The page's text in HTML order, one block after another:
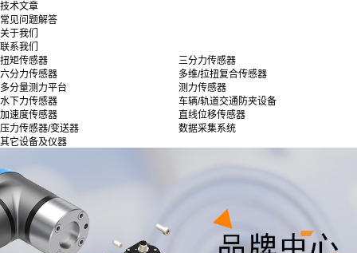
技术文章
常见问题解答
关于我们
联系我们
扭矩传感器
三分力传感器
六分力传感器
多维/拉扭复合传感器
多分量测力平台
测力传感器
水下力传感器
车辆/轨道交通防夹设备
加速度传感器
直线位移传感器
压力传感器/变送器
数据采集系统
其它设备及仪器